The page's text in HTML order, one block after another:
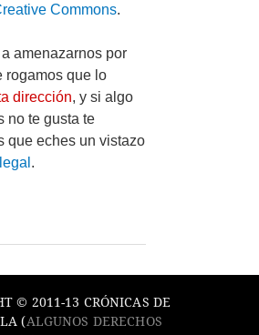
Commons.
amenazarnos por
rogamos que lo
dirección, y si algo
no te gusta te
que eches un vistazo
.
© 2011-13 CRÓNICAS DE
(ALGUNOS DERECHOS